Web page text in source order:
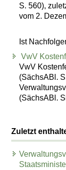
S. 560),
vom 2.
Ist
VwV
VwV
(SächsABl.
(SächsABl.
Zuletzt